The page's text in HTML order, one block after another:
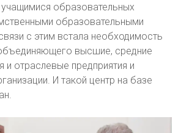
образовательных
образовательными
с этим встала необходимость
высшие, средние
и отраслевые предприятия и
И такой центр на базе